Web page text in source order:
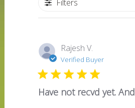
Filters
Rajesh V.
Verified Buyer
Have not recvd yet. And